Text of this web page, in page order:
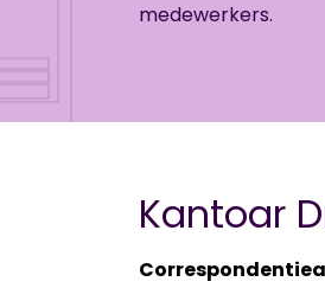
medewerkers.
Kantoar